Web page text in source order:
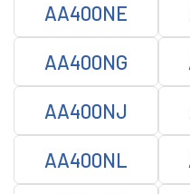
AA400NE
AA400NG
AA400NJ
AA400NL